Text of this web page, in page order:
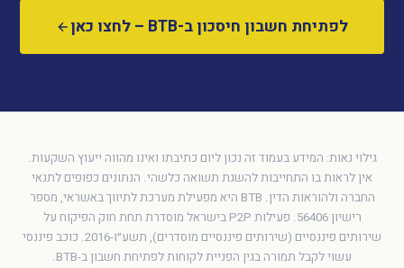
לפתיחת חשבון חיסכון ב-BTB – לחצו כאן
גילוי נאות: המידע בעמוד זה נכון ליום כתיבתו ואינו מהווה ייעוץ השקעות.
אין לראות בו התחייבות להשגת תשואה כלשהי. הנתונים כפופים לתנאי
החברה ולהוראות הדין. BTB היא מפעילת מערכת לתיווך באשראי, מספר
רישיון 56406. פעילות P2P בישראל מוסדרת תחת חוק הפיקוח על
שירותים פיננסיים (שירותים פיננסיים מוסדרים), תשע״ו-2016. כוכב פיננסי
עשוי לקבל תמורה בגין הפניית לקוחות לפתיחת חשבון ב-BTB.